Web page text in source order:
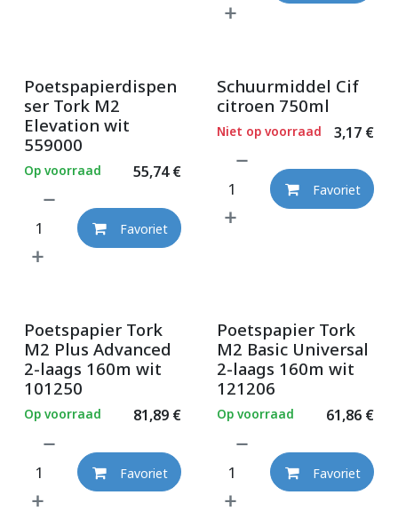
Poetspapierdispen
ser Tork M2
Elevation wit
559000
55,74€
Op voorraad
Favoriet
Schuurmiddel Cif
citroen 750ml
3,17€
Niet op voorraad
Favoriet
Poetspapier Tork
M2 Plus Advanced
2-laags 160m wit
101250
81,89€
Op voorraad
Favoriet
Poetspapier Tork
M2 Basic Universal
2-laags 160m wit
121206
61,86€
Op voorraad
Favoriet